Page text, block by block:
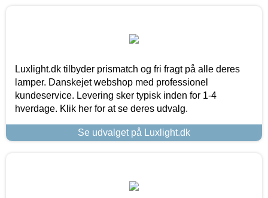
Luxlight.dk tilbyder prismatch og fri fragt på alle deres
lamper. Danskejet webshop med professionel
kundeservice. Levering sker typisk inden for 1-4
hverdage. Klik her for at se deres udvalg.
Se udvalget på Luxlight.dk